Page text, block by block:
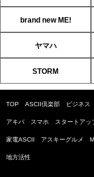
brand new ME!
ヤマハ
STORM
TOP ASCII倶楽部 ビジネス
アキバ スマホ スタートアッ
家電ASCII アスキーグルメ
地方活性